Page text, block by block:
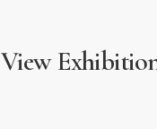
View